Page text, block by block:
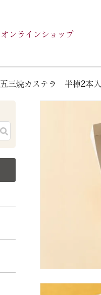
オンラインショップ
五三焼カステラ 半棹2本入